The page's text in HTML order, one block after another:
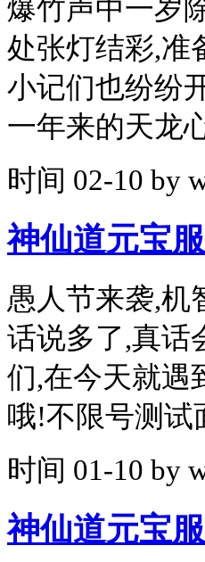
爆竹声中一岁
处张灯结彩,准
小记们也纷纷
一年来的天龙
时间 02-10 by
神仙道元宝服
愚人节来袭,机
话说多了,真话
们,在今天就遇
哦!不限号测试
时间 01-10 by
神仙道元宝服